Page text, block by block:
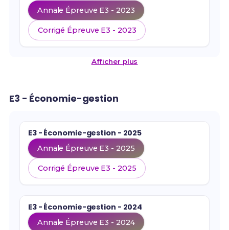
Annale Épreuve E3 - 2023
Corrigé Épreuve E3 - 2023
Afficher plus
E3 - Économie-gestion
E3 - Économie-gestion - 2025
Annale Épreuve E3 - 2025
Corrigé Épreuve E3 - 2025
E3 - Économie-gestion - 2024
Annale Épreuve E3 - 2024